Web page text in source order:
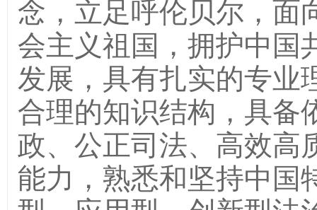
念，立足呼伦贝尔，面
会主义祖国，拥护中国
发展，具有扎实的专业
合理的知识结构，具备
政、公正司法、高效高
能力，熟悉和坚持中国